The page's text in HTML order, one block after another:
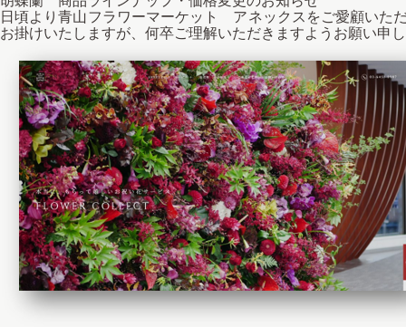
日頃より青山フラワーマーケット アネックスをご愛顧いた
お掛けいたしますが、何卒ご理解いただきますようお願い申